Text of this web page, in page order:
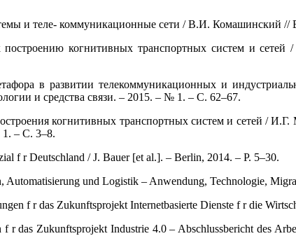
и теле- коммуникационные сети / В.И. Комашинский //
когнитивных транспортных систем и
в развитии телекоммуникационных и
и средства связи. – 2015. – № 1. – С. 62–67.
когнитивных транспортных систем и сетей /
– С. 3–8.
f r Deutschland / J. Bauer [et al.]. – Berlin, 2014. – P. 5–30.
und Logistik – Anwendung, Technologie,
f r das Zukunftsprojekt Internetbasierte Dienste f r die
r das Zukunftsprojekt Industrie 4.0 – Abschlussbericht des